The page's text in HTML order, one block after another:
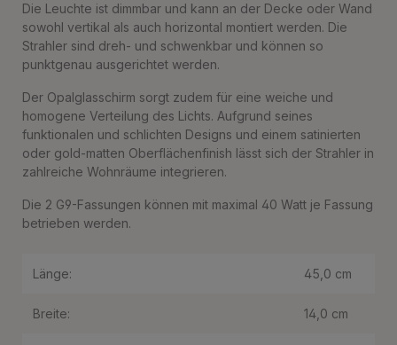
Die Leuchte ist dimmbar und kann an der Decke oder Wand
sowohl vertikal als auch horizontal montiert werden. Die
Strahler sind dreh- und schwenkbar und können so
punktgenau ausgerichtet werden.
Der Opalglasschirm sorgt zudem für eine weiche und
homogene Verteilung des Lichts. Aufgrund seines
funktionalen und schlichten Designs und einem satinierten
oder gold-matten Oberflächenfinish lässt sich der Strahler in
zahlreiche Wohnräume integrieren.
Die 2 G9-Fassungen können mit maximal 40 Watt je Fassung
betrieben werden.
Länge: 45,0 cm
Breite: 14,0 cm